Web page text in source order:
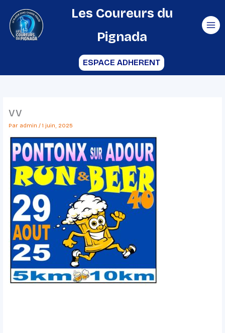
contenu
Les Coureurs du
Pignada
ESPACE ADHERENT
vv
Par admin / 1 juin, 2025